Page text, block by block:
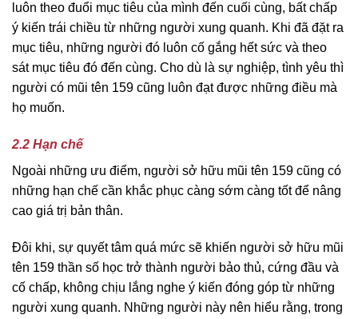
luôn theo đuổi mục tiêu của mình đến cuối cùng, bất chấp
ý kiến trái chiều từ những người xung quanh. Khi đã đặt ra
mục tiêu, những người đó luôn cố gắng hết sức và theo
sát mục tiêu đó đến cùng. Cho dù là sự nghiệp, tình yêu thì
người có mũi tên 159 cũng luôn đạt được những điều mà
họ muốn.
2.2 Hạn chế
Ngoài những ưu điểm, người sở hữu mũi tên 159 cũng có
những hạn chế cần khắc phục càng sớm càng tốt để nâng
cao giá trị bản thân.
Đôi khi, sự quyết tâm quá mức sẽ khiến người sở hữu mũi
tên 159 thần số học trở thành người bảo thủ, cứng đầu và
cố chấp, không chịu lắng nghe ý kiến đóng góp từ những
người xung quanh. Những người này nên hiểu rằng, trong